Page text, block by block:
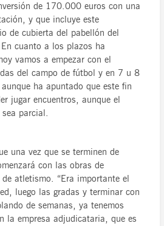
de 170.000 euros con una
y que incluye este
de cubierta del pabellón del
cuanto a los plazos ha
vamos a empezar con el
del campo de fútbol y en 7 u 8
ha apuntado que este fin
jugar encuentros, aunque el
parcial.
una vez que se terminen de
con las obras de
atletismo. “Era importante el
luego las gradas y terminar con
de semanas, ya tenemos
la empresa adjudicataria, que es